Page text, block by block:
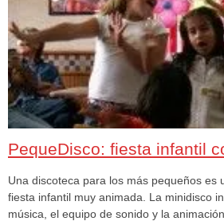
PequeDisco: fiesta infantil
Una discoteca para los más pequeños es
fiesta infantil muy animada. La minidisco
música, el equipo de sonido y la